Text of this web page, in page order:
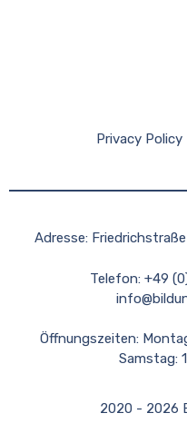
Privacy Policy
Adresse:
Telefon: +49
Öffnungszeiten:
Samstag:
2020 - 2026